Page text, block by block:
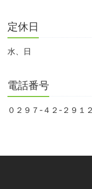
定休日
水、日
電話番号
０２９７-４２-２９１２